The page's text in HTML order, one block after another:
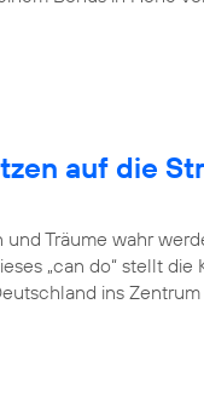
auf die
Träume wahr
„can do“ stellt die
ins